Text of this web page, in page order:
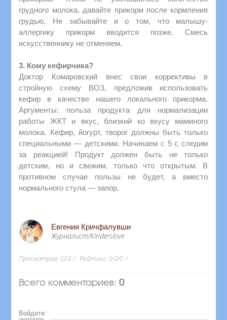
грудного молока, давайте прикорм после кормления
грудью. Не забывайте и о том, что малышу-
аллергику прикорм вводится позже. Смесь
искусственнику не отменяем.
3. Кому кефирчика?
Доктор Комаровский внес свои коррективы в
стройную схему ВОЗ, предложив использовать
кефир в качестве нашего локального прикорма.
Аргументы: польза продукта для нормализации
работы ЖКТ и вкус, близкий ко вкусу маминого
молока. Кефир, йогурт, творог должны быть только
специальными — детскими. Начинаем с 5 г, следим
за реакцией! Продукт должен быть не только
детским, но и свежим, только что открытым. В
противном случае пользы не будет, а вместо
нормального стула — запор.
Евгения Кричфалувши
Журналист/Kinderslove
Просмотров:503 Рейтинг: 0.0/0
Всего комментариев:0
Войдите: